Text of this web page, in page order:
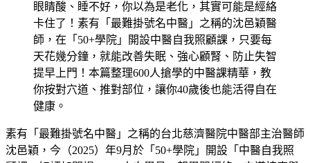
眼睛酸、睡不好，你以為是老化，其實可能是經絡
卡住了！素有「最難掛號名中醫」之稱的沈邑穎醫
師，在「50+學院」開設中醫自我照顧課，只要每
天花幾分鐘，就能改善失眠、強心顧腎、防止失智
提早上門！本篇整理600人搶學的中醫課精華，教
你按對穴道、推對部位，讓你40歲後也能活得自在
健康。
素有「最難掛號名中醫」之稱的台北慈濟醫院中醫部主治醫師
沈邑穎，今（2025）年9月於「50+學院」開設「中醫自我照